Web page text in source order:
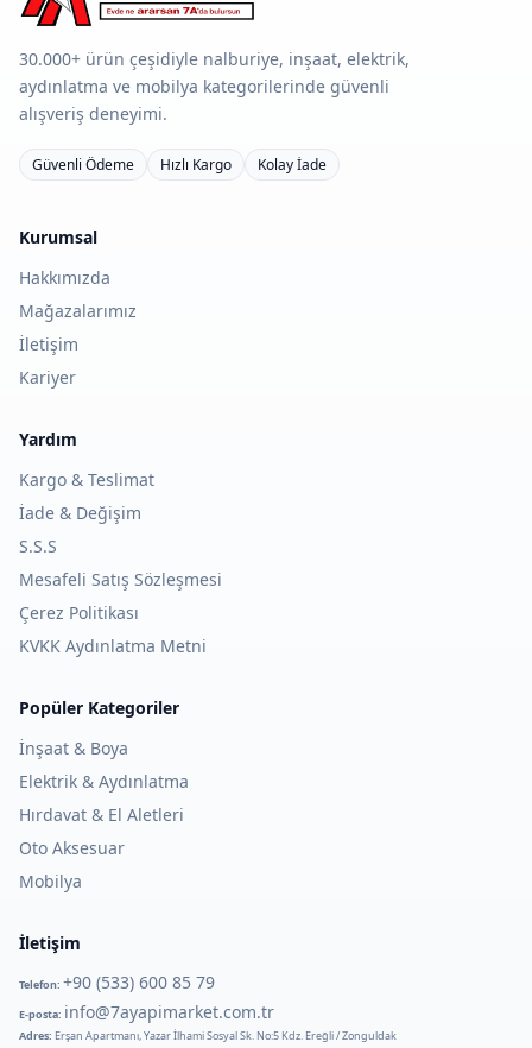
30.000+ ürün çeşidiyle nalburiye, inşaat, elektrik,
aydınlatma ve mobilya kategorilerinde güvenli
alışveriş deneyimi.
Güvenli Ödeme Hızlı Kargo Kolay İade
Kurumsal
Hakkımızda
Mağazalarımız
İletişim
Kariyer
Yardım
Kargo & Teslimat
İade & Değişim
S.S.S
Mesafeli Satış Sözleşmesi
Çerez Politikası
KVKK Aydınlatma Metni
Popüler Kategoriler
İnşaat & Boya
Elektrik & Aydınlatma
Hırdavat & El Aletleri
Oto Aksesuar
Mobilya
İletişim
Telefon: +90 (533) 600 85 79
E-posta: info@7ayapimarket.com.tr
Adres: Erşan Apartmanı, Yazar İlhami Sosyal Sk. No:5 Kdz. Ereğli / Zonguldak